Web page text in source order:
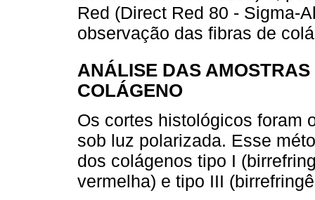
Red (Direct Red 80 - Sigma-
observação das fibras de
ANÁLISE DAS
COLÁGENO
Os cortes histológicos foram
sob luz polarizada. Esse
dos colágenos tipo I
vermelha) e tipo III